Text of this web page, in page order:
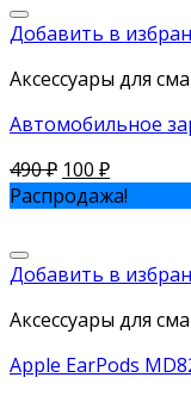
Добавить в
Аксессуары для
Автомобильное
490₽ 100 ₽
Распродажа!
Добавить в
Аксессуары для
Apple EarPods